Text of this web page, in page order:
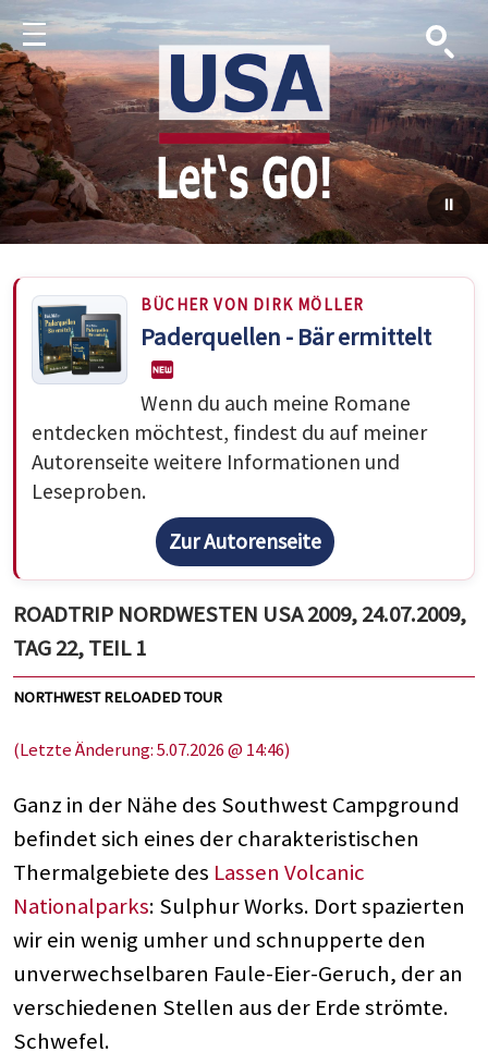
Menu Suche
BÜCHER VON DIRK MÖLLER
Paderquellen - Bär ermittelt
Wenn du auch meine Romane
entdecken möchtest, findest du auf meiner
Autorenseite weitere Informationen und
Leseproben.
Zur Autorenseite
ROADTRIP NORDWESTEN USA 2009, 24.07.2009,
TAG 22, TEIL 1
NORTHWEST RELOADED TOUR
(Letzte Änderung: 5.07.2026 @ 14:46)
Ganz in der Nähe des Southwest Campground
befindet sich eines der charakteristischen
Thermalgebiete des Lassen Volcanic
Nationalparks: Sulphur Works. Dort spazierten
wir ein wenig umher und schnupperte den
unverwechselbaren Faule-Eier-Geruch, der an
verschiedenen Stellen aus der Erde strömte.
Schwefel.